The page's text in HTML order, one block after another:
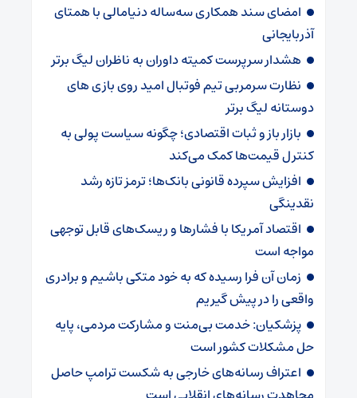
امضای سند همکاری سه‌ساله دنیامالی با همتای
آذربایجانی
هشدار سرپرست ‌کمیته داوران به ناظران لیگ برتر
نظارت سرمربی تیم‌ فوتبال امید روی بازی های
دوستانه لیگ برتر
بازار باز و ثبات اقتصادی؛ چگونه سیاست پولی به
کنترل قیمت‌ها کمک می‌کند
افزایش سپرده قانونی بانک‌ها؛ ترمز تازه رشد
نقدینگی
اقتصاد آمریکا با فشارها و ریسک‌های قابل توجهی
مواجه است
زمان آن فرا رسیده که به خود متکی باشیم و برادری
واقعی را در پیش گیریم
پزشکیان: خدمت بی‌منت و مشارکت مردمی، پایه
حل مشکلات کشور است
اعتراف رسانه‌های خارجی به شکست ترامپ حاصل